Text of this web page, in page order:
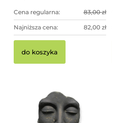
Cena regularna: 83,00 zł
Najniższa cena: 82,00 zł
do koszyka